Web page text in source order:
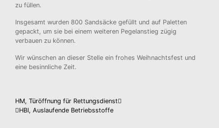
zu füllen.
Insgesamt wurden 800 Sandsäcke gefüllt und auf Paletten
gepackt, um sie bei einem weiteren Pegelanstieg zügig
verbauen zu können.
Wir wünschen an dieser Stelle ein frohes Weihnachtsfest und
eine besinnliche Zeit.
Beitragsnavigation
HM, Türöffnung für Rettungsdienst
HBI, Auslaufende Betriebsstoffe